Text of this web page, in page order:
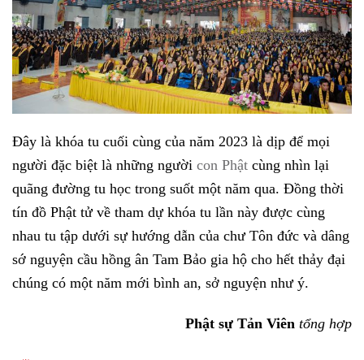
Đây là khóa tu cuối cùng của năm 2023 là dịp để mọi
người đặc biệt là những người con Phật cùng nhìn lại
quãng đường tu học trong suốt một năm qua. Đồng thời
tín đồ Phật tử về tham dự khóa tu lần này được cùng
nhau tu tập dưới sự hướng dẫn của chư Tôn đức và dâng
sớ nguyện cầu hồng ân Tam Bảo gia hộ cho hết thảy đại
chúng có một năm mới bình an, sở nguyện như ý.
Phật sự Tản Viên tổng hợp